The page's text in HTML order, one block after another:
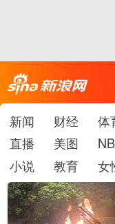
新闻 财经 体
直播
美图
小说
教育 女